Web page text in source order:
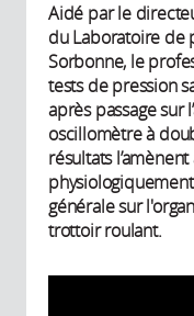
Aidé par le
du Laboratoire de
Sorbonne, le
tests de pression
après passage sur
oscillomètre à
résultats
générale sur
trottoir roulant.